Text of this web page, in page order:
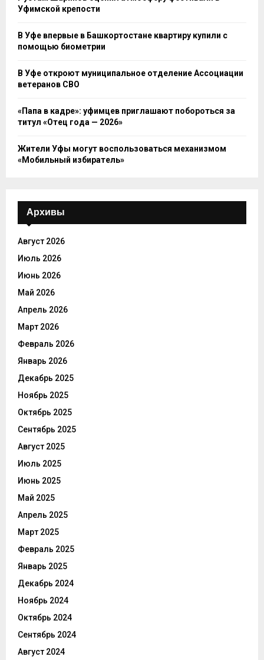
Уфимской крепости
В Уфе впервые в Башкортостане квартиру купили с
помощью биометрии
В Уфе откроют муниципальное отделение Ассоциации
ветеранов СВО
«Папа в кадре»: уфимцев приглашают побороться за
титул «Отец года — 2026»
Жители Уфы могут воспользоваться механизмом
«Мобильный избиратель»
Архивы
Август 2026
Июль 2026
Июнь 2026
Май 2026
Апрель 2026
Март 2026
Февраль 2026
Январь 2026
Декабрь 2025
Ноябрь 2025
Октябрь 2025
Сентябрь 2025
Август 2025
Июль 2025
Июнь 2025
Май 2025
Апрель 2025
Март 2025
Февраль 2025
Январь 2025
Декабрь 2024
Ноябрь 2024
Октябрь 2024
Сентябрь 2024
Август 2024